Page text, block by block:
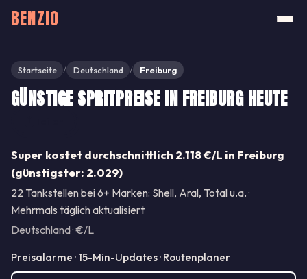
BENZIO
Startseite / Deutschland / Freiburg
GÜNSTIGE SPRITPREISE IN FREIBURG HEUTE
Super kostet durchschnittlich 2.118 €/L in Freiburg
(günstigster: 2.029)
22 Tankstellen bei 6+ Marken: Shell, Aral, Total u.a. ·
Mehrmals täglich aktualisiert
Deutschland · €/L
Preisalarme · 15-Min-Updates · Routenplaner